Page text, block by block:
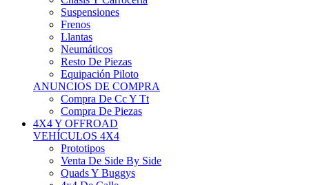
Suspensiones
Frenos
Llantas
Neumáticos
Resto De Piezas
Equipación Piloto
ANUNCIOS DE COMPRA
Compra De Cc Y Tt
Compra De Piezas
4X4 Y OFFROAD
VEHÍCULOS 4X4
Prototipos
Venta De Side By Side
Quads Y Buggys